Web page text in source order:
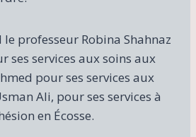
professeur Robina Shahnaz
ses services aux soins aux
pour ses services aux
Ali, pour ses services à
en Écosse.